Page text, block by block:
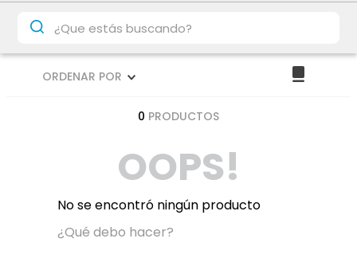
¿Que estás buscando?
ORDENAR POR
0 PRODUCTOS
OOPS!
No se encontró ningún producto
¿Qué debo hacer?